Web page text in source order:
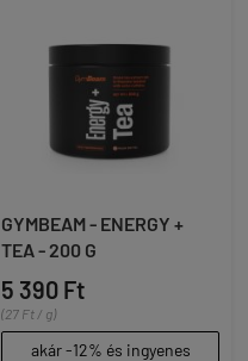
GYMBEAM - ENERGY +
TEA - 200 G
5 390 Ft
(27 Ft / g)
akár -12% és ingyenes